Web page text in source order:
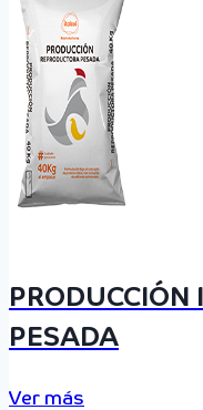
PRODUCCIÓN
PESADA
Ver más